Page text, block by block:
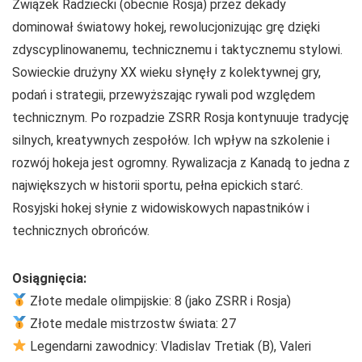
Związek Radziecki (obecnie Rosja) przez dekady
dominował światowy hokej, rewolucjonizując grę dzięki
zdyscyplinowanemu, technicznemu i taktycznemu stylowi.
Sowieckie drużyny XX wieku słynęły z kolektywnej gry,
podań i strategii, przewyższając rywali pod względem
technicznym. Po rozpadzie ZSRR Rosja kontynuuje tradycję
silnych, kreatywnych zespołów. Ich wpływ na szkolenie i
rozwój hokeja jest ogromny. Rywalizacja z Kanadą to jedna z
największych w historii sportu, pełna epickich starć.
Rosyjski hokej słynie z widowiskowych napastników i
technicznych obrońców.
Osiągnięcia:
Złote medale olimpijskie: 8 (jako ZSRR i Rosja)
Złote medale mistrzostw świata: 27
Legendarni zawodnicy: Vladislav Tretiak (B), Valeri